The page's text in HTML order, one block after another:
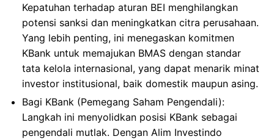
Kepatuhan terhadap aturan BEI menghilangkan
potensi sanksi dan meningkatkan citra perusahaan.
Yang lebih penting, ini menegaskan komitmen
KBank untuk memajukan BMAS dengan standar
tata kelola internasional, yang dapat menarik minat
investor institusional, baik domestik maupun asing.
Bagi KBank (Pemegang Saham Pengendali):
Langkah ini menyolidkan posisi KBank sebagai
pengendali mutlak. Dengan Alim Investindo